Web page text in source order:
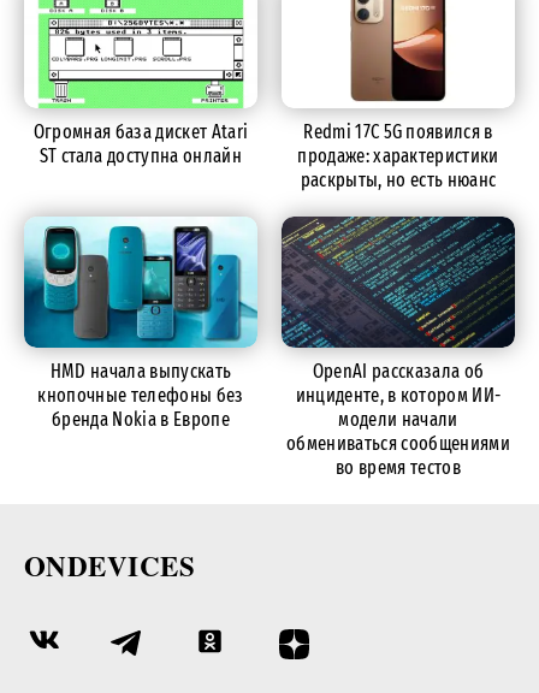
Огромная база дискет Atari
ST стала доступна онлайн
Redmi 17C 5G появился в
продаже: характеристики
раскрыты, но есть нюанс
HMD начала выпускать
кнопочные телефоны без
бренда Nokia в Европе
OpenAI рассказала об
инциденте, в котором ИИ-
модели начали
обмениваться сообщениями
во время тестов
ONDEVICES